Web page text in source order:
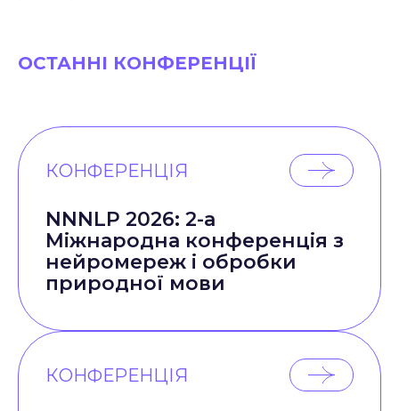
ОСТАННІ КОНФЕРЕНЦІЇ
КОНФЕРЕНЦІЯ
NNNLP 2026: 2-а
Міжнародна конференція з
нейромереж і обробки
природної мови
КОНФЕРЕНЦІЯ